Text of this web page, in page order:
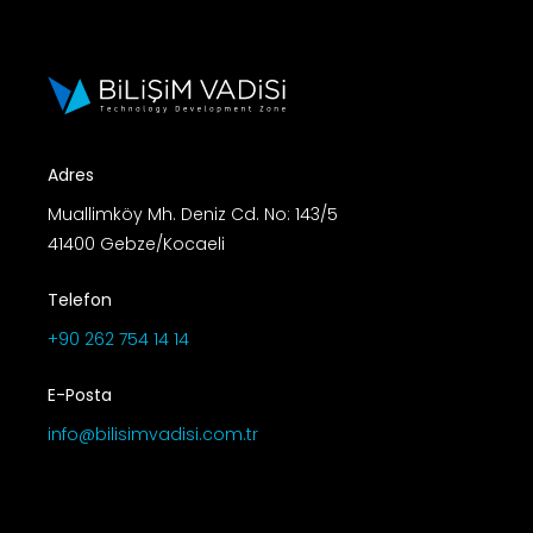
Adres
Muallimköy Mh. Deniz Cd. No: 143/5
41400 Gebze/Kocaeli
Telefon
+90 262 754 14 14
E-Posta
info@bilisimvadisi.com.tr